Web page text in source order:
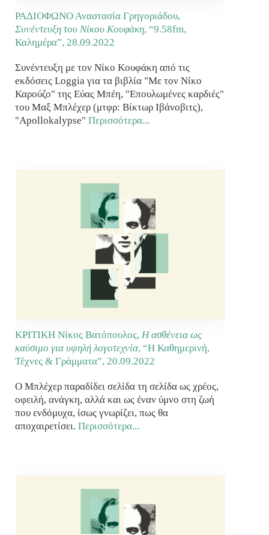
ΡΑΔΙΟΦΩΝΟ Αναστασία Γρηγοριάδου,
Συνέντευξη του Νίκου Κουφάκη, “9.58fm,
Καλημέρα”, 28.09.2022
Συνέντευξη με τον Νίκο Κουφάκη από τις
eκδόσεις Loggia για τα βιβλία "Με τον Νίκο
Καρούζο" της Εύας Μπέη, "Επουλωμένες καρδιές"
του Μαξ Μπλέχερ (μτφρ: Βίκτωρ Ιβάνοβιτς),
"Apollokalypse" Περισσότερα...
KΡΙΤΙΚΗ Νίκος Βατόπουλος, Η ασθένεια ως
καύσιμο για υψηλή λογοτεχνία, “Η Καθημερινή,
Τέχνες & Γράμματα”, 20.09.2022
Ο Μπλέχερ παραδίδει σελίδα τη σελίδα ως χρέος,
οφειλή, ανάγκη, αλλά και ως έναν ύμνο στη ζωή
που ενδόμυχα, ίσως γνωρίζει, πως θα
αποχαιρετίσει. Περισσότερα...